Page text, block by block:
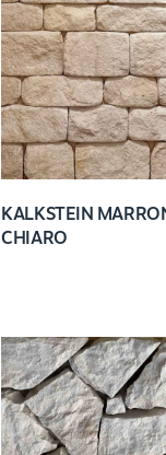
KALKSTEIN
CHIARO